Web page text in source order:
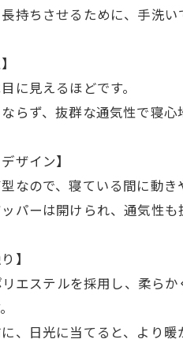
持ちさせるために、手洗い
に見えるほどです。
らず、抜群な通気性で寝心
ザイン】
なので、寝ている間に動き
パーは開けられ、通気性も
】
エステルを採用し、柔ら
、日光に当てると、より暖